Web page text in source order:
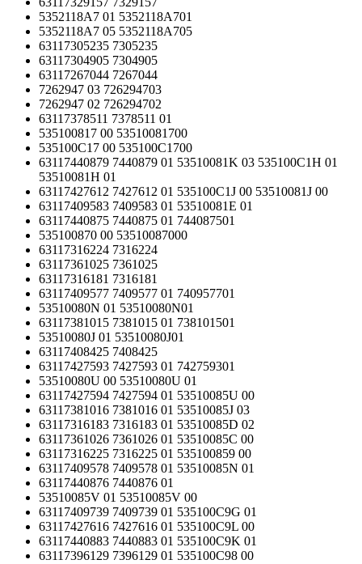
5352118A7 01 5352118A701
5352118A7 05 5352118A705
63117305235 7305235
63117304905 7304905
63117267044 7267044
7262947 03 726294703
7262947 02 726294702
63117378511 7378511 01
535100817 00 53510081700
535100C17 00 535100C1700
63117440879 7440879 01 53510081K 03 535100C1H 01
53510081H 01
63117427612 7427612 01 535100C1J 00 53510081J 00
63117409583 7409583 01 53510081E 01
63117440875 7440875 01 744087501
535100870 00 53510087000
63117316224 7316224
63117361025 7361025
63117316181 7316181
63117409577 7409577 01 740957701
53510080N 01 53510080N01
63117381015 7381015 01 738101501
53510080J 01 53510080J01
63117408425 7408425
63117427593 7427593 01 742759301
53510080U 00 53510080U 01
63117427594 7427594 01 53510085U 00
63117381016 7381016 01 53510085J 03
63117316183 7316183 01 53510085D 02
63117361026 7361026 01 53510085C 00
63117316225 7316225 01 535100859 00
63117409578 7409578 01 53510085N 01
63117440876 7440876 01
53510085V 01 53510085V 00
63117409739 7409739 01 535100C9G 01
63117427616 7427616 01 535100C9L 00
63117440883 7440883 01 535100C9K 01
63117396129 7396129 01 535100C98 00